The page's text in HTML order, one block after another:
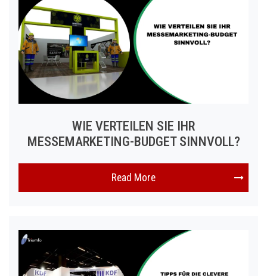
WIE VERTEILEN SIE IHR
MESSEMARKETING-BUDGET SINNVOLL?
Read More